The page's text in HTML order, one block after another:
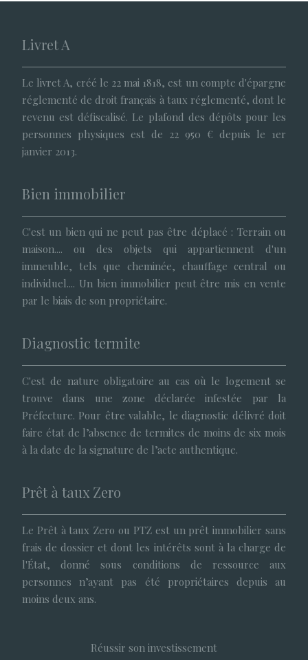
Livret A
Le livret A, créé le 22 mai 1818, est un compte d'épargne
réglementé de droit français à taux réglementé, dont le
revenu est défiscalisé. Le plafond des dépôts pour les
personnes physiques est de 22 950 € depuis le 1er
janvier 2013.
Bien immobilier
C'est un bien qui ne peut pas être déplacé : Terrain ou
maison.... ou des objets qui appartiennent d'un
immeuble, tels que cheminée, chauffage central ou
individuel.... Un bien immobilier peut être mis en vente
par le biais de son propriétaire.
Diagnostic termite
C'est de nature obligatoire au cas où le logement se
trouve dans une zone déclarée infestée par la
Préfecture. Pour être valable, le diagnostic délivré doit
faire état de l’absence de termites de moins de six mois
à la date de la signature de l’acte authentique.
Prêt à taux Zero
Le Prêt à taux Zero ou PTZ est un prêt immobilier sans
frais de dossier et dont les intérêts sont à la charge de
l'État, donné sous conditions de ressource aux
personnes n’ayant pas été propriétaires depuis au
moins deux ans.
Réussir son investissement